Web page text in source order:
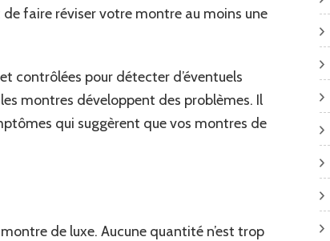
faire réviser votre montre au moins une
contrôlées pour détecter d’éventuels
montres développent des problèmes. Il
qui suggèrent que vos montres de
de luxe. Aucune quantité n’est trop